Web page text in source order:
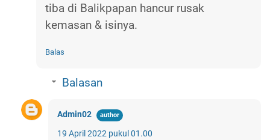
tiba di Balikpapan hancur rusak
kemasan & isinya.
Balas
Balasan
Admin02
19 April 2022 pukul 01.00